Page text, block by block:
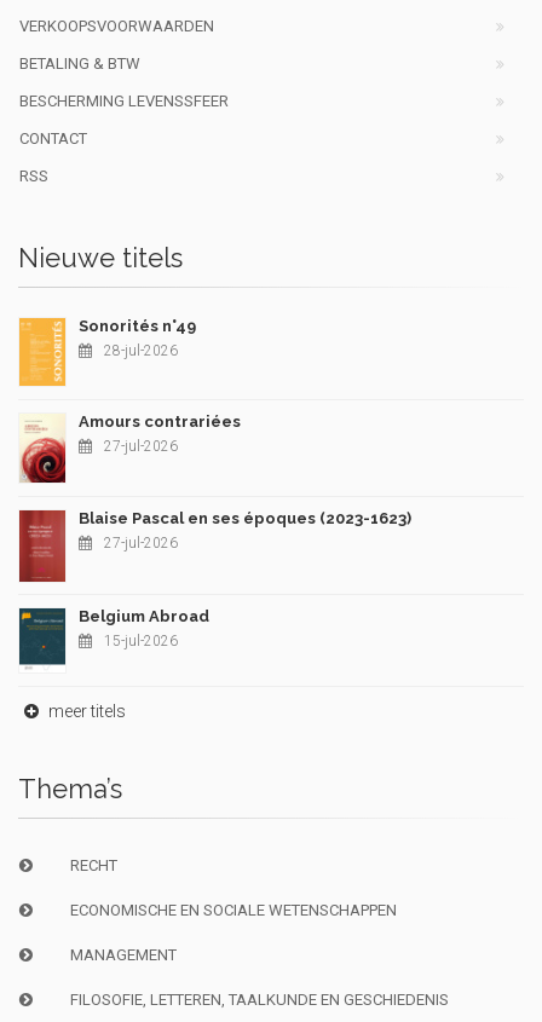
VERKOOPSVOORWAARDEN
BETALING & BTW
BESCHERMING LEVENSSFEER
CONTACT
RSS
Nieuwe titels
Sonorités n°49
28-jul-2026
Amours contrariées
27-jul-2026
Blaise Pascal en ses époques (2023-1623)
27-jul-2026
Belgium Abroad
15-jul-2026
meer titels
Thema’s
RECHT
ECONOMISCHE EN SOCIALE WETENSCHAPPEN
MANAGEMENT
FILOSOFIE, LETTEREN, TAALKUNDE EN GESCHIEDENIS